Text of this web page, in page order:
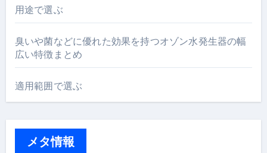
用途で選ぶ
臭いや菌などに優れた効果を持つオゾン水発生器の幅
広い特徴まとめ
適用範囲で選ぶ
メタ情報